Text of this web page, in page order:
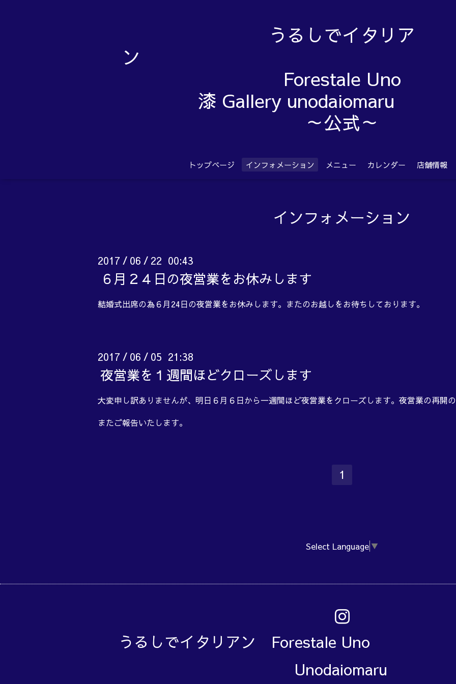
うるしでイタリア
Forestale Uno
漆 Gallery
～公式～
トップページ インフォメーション メニュー カレンダー 店舗情報
インフォメーション
2017 / 06 / 22 00:43
６月２４日の夜営業をお休みします
結婚式出席の為６月24日の夜営業をお休みします。またのお越しをお待ちしております。
2017 / 06 / 05 21:38
夜営業を１週間ほどクローズします
大変申し訳ありませんが、明日６月６日から一週間ほど夜営業をクローズします。夜営業の再開
またご報告いたします。
1
Select Language ▼
うるしでイタリアン Forestale Uno
Unodaiomaru